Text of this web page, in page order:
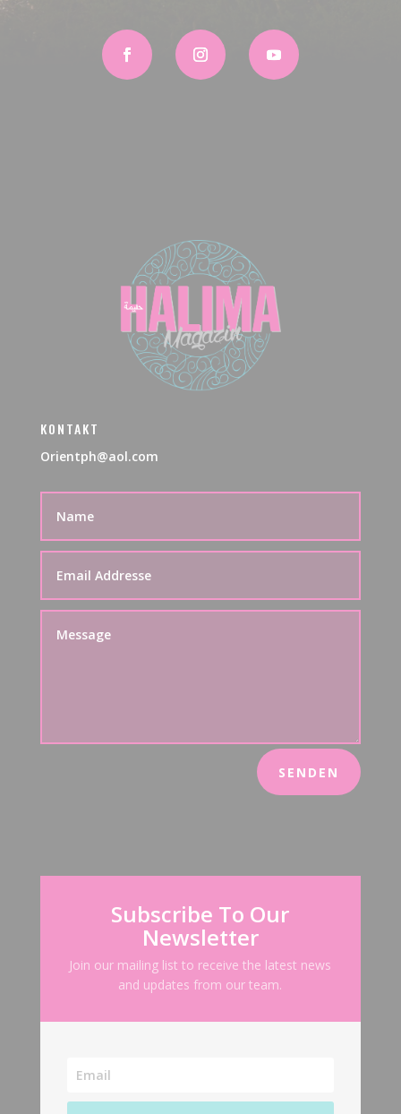
KONTAKT
Orientph@aol.com
SENDEN
Subscribe To Our
Newsletter
Join our mailing list to receive the latest news
and updates from our team.